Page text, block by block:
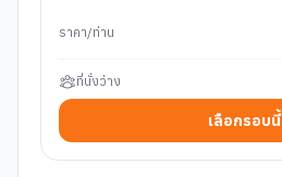
ราคา/ท่าน
ที่นั่งว่าง
เลือกรอบนี้